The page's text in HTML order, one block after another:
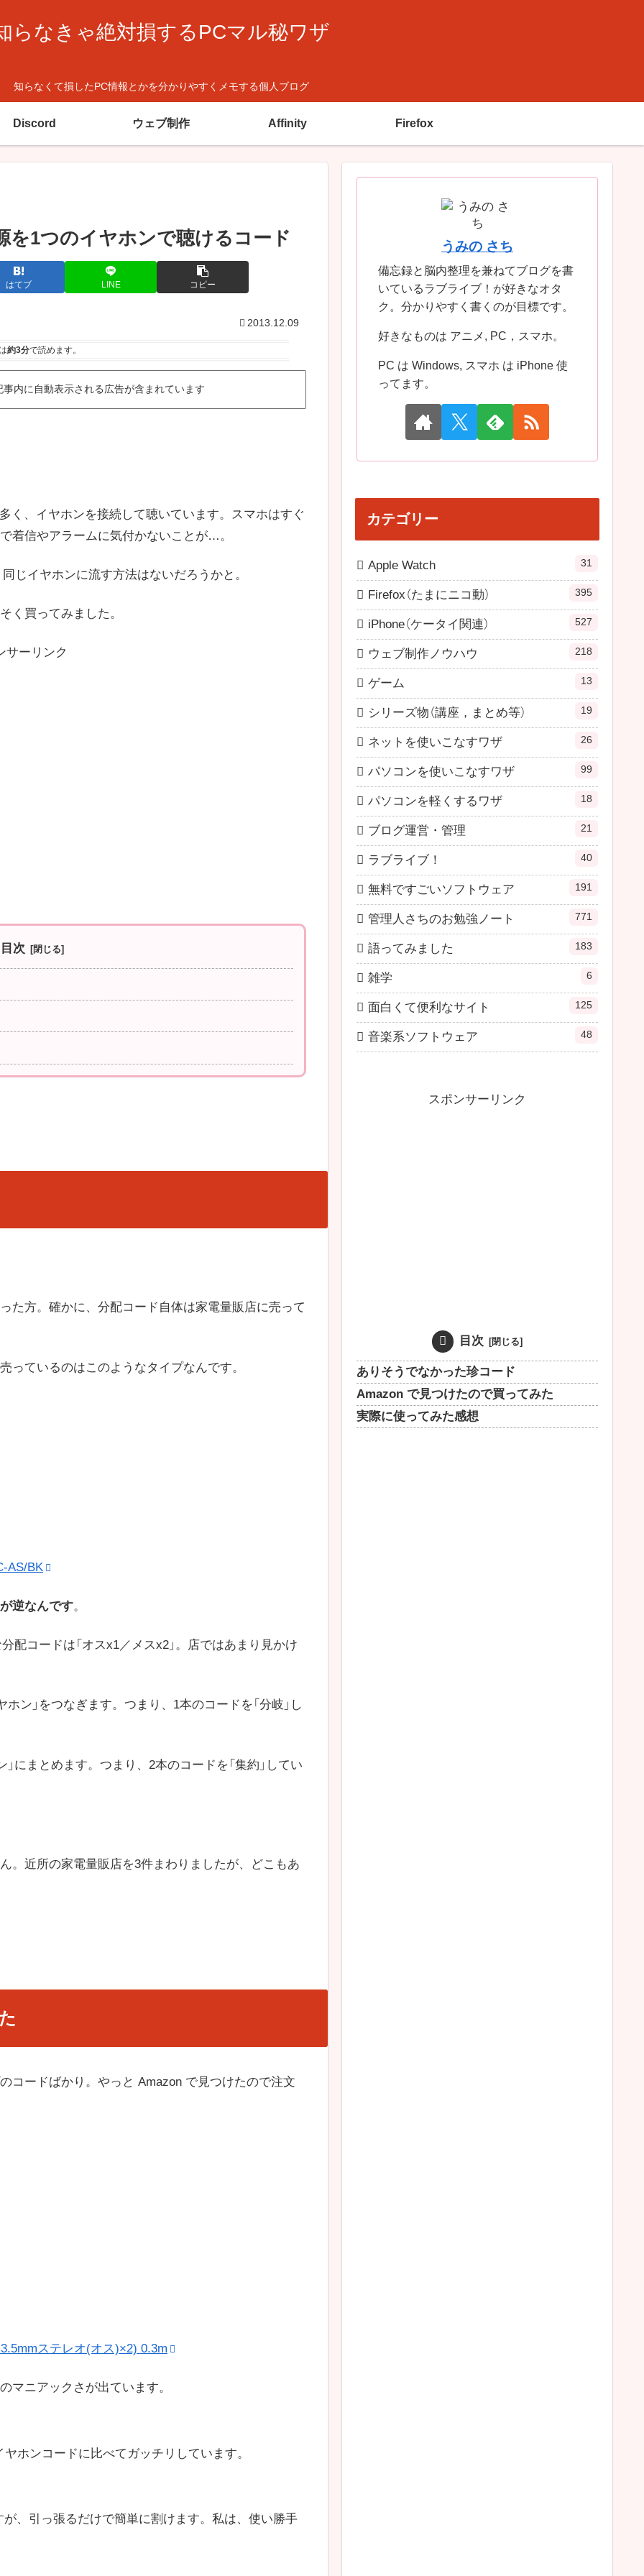
らなきゃ絶対損するPCマル秘ワザ
知らなくて損したPC情報とかを分かりやすくメモする個人ブログ
Discord ウェブ制作 Affinity Firefox
1つのイヤホンで聴けるコード
はてブ LINE コピー
2013.12.09
約3分で読めます。
内に自動表示される広告が含まれています
く、イヤホンを接続して聴いています。スマホはすぐ
着信やアラームに気付かないことが…。
じイヤホンに流す方法はないだろうかと。
く買ってみました。
サーリンク
目次
た方。確かに、分配コード自体は家電量販店に売って
っているのはこのようなタイプなんです。
AS/BK
逆なんです。
配コードは「オスx1／メスx2」。店ではあまり見かけ
ン」をつなぎます。つまり、1本のコードを「分岐」し
にまとめます。つまり、2本のコードを「集約」してい
。近所の家電量販店を3件まわりましたが、どこもあ
コードばかり。やっと Amazon で見つけたので注文
ステレオ(オス)×2) 0.3m
マニアックさが出ています。
ホンコードに比べてガッチリしています。
、引っ張るだけで簡単に割けます。私は、使い勝手
うみの さち
備忘録と脳内整理を兼ねてブログを書
いているラブライブ！が好きなオタ
ク。分かりやすく書くのが目標です。
好きなものは アニメ, PC，スマホ。
PC は Windows, スマホ は iPhone 使
ってます。
カテゴリー
Apple Watch 31
Firefox（たまにニコ動） 395
iPhone（ケータイ関連） 527
ウェブ制作ノウハウ 218
ゲーム 13
シリーズ物（講座，まとめ等） 19
ネットを使いこなすワザ 26
パソコンを使いこなすワザ 99
パソコンを軽くするワザ 18
ブログ運営・管理 21
ラブライブ！ 40
無料ですごいソフトウェア 191
管理人さちのお勉強ノート 771
語ってみました 183
雑学 6
面白くて便利なサイト 125
音楽系ソフトウェア 48
スポンサーリンク
目次
ありそうでなかった珍コード
Amazon で見つけたので買ってみた
実際に使ってみた感想